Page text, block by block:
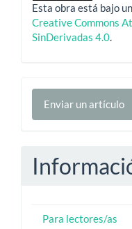
Esta obra está bajo
Creative Commons
SinDerivadas 4.0
Enviar
unEnviar un artículo
Para lectores/as